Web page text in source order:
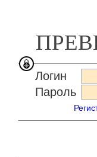
Логин
Пароль